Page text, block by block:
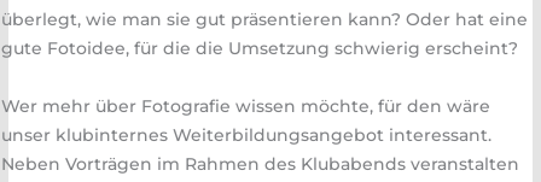
überlegt, wie man sie gut präsentieren kann? Oder hat eine
gute Fotoidee, für die die Umsetzung schwierig erscheint?
Wer mehr über Fotografie wissen möchte, für den wäre
unser klubinternes Weiterbildungsangebot interessant.
Neben Vorträgen im Rahmen des Klubabends veranstalten